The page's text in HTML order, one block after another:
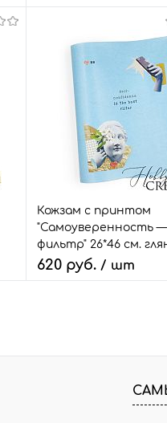
В
Быстрый заказ
В избранное
Кожзам с принтом
"Самоуверенность
фильтр" 26*46 см.
светло-голубой
620 руб. / шт
Быстрый заказ